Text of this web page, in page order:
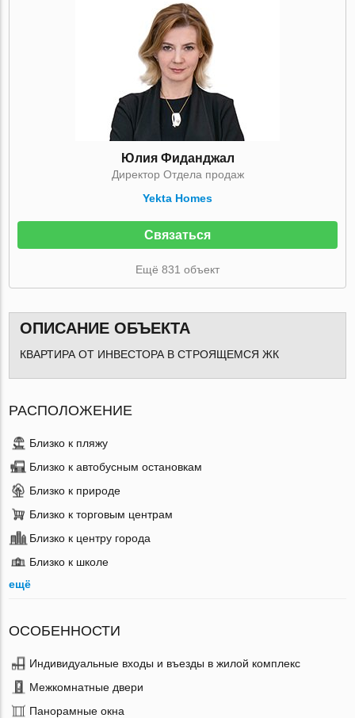
Юлия Фиданджал
Директор Отдела продаж
Yekta Homes
Связаться
Ещё 831 объект
ОПИСАНИЕ ОБЪЕКТА
КВАРТИРА ОТ ИНВЕСТОРА В СТРОЯЩЕМСЯ ЖК
РАСПОЛОЖЕНИЕ
Близко к пляжу
Близко к автобусным остановкам
Близко к природе
Близко к торговым центрам
Близко к центру города
Близко к школе
ещё
ОСОБЕННОСТИ
Индивидуальные входы и въезды в жилой комплекс
Межкомнатные двери
Панорамные окна